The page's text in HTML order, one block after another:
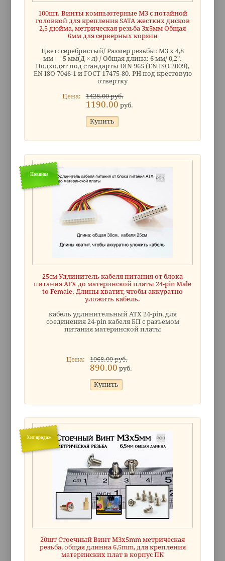
100шт. Винты компьютерные M3 с потайной
головкой для крепления SATA жестких дисков
2,5 дюйма, метрическая резьба 3х5мм Общая
6мм для серверных корзин
Цвет: серебристый/ Размер резьбы: M3 x 4,8
мм — 5 мм(Д × л) / Общая длина: 6 мм/ 0,2".
Подходят под стандарты DIN 965 (EN ISO 2009),
EN ISO 7046-1 и ГОСТ 17475-80. PH под крестовую
отвертку
Цена:
1428.00 руб.
1190.00 руб.
Новинка
25см Удлинитель кабеля питания от блока
питания ATX до материнской платы 24-pin Male
to Female. Длины хватит, чтобы аккуратно
уложить кабель.
кабель удлинительный ATX 24-pin, для
соединения 24-pin кабеля БП с разъемом
питания материнской платы
Цена: 1068.00 руб.
890.00 руб.
Хит продаж
20шт Стоечный Винт M3x5mm метрическая
резьба, общая длинна 6,5mm, для крепления
материнских плат в корпус ПК